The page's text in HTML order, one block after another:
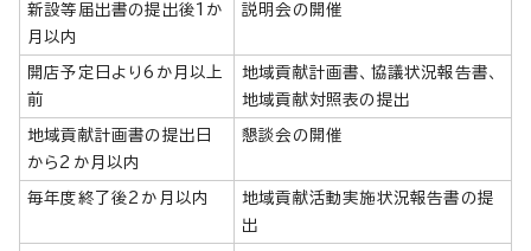
新設等届出書の提出後1か
月以内
説明会の開催
開店予定日より6か月以上
前
地域貢献計画書、協議状況報告書、
地域貢献対照表の提出
地域貢献計画書の提出日
から2か月以内
懇談会の開催
毎年度終了後2か月以内
地域貢献活動実施状況報告書の提
出